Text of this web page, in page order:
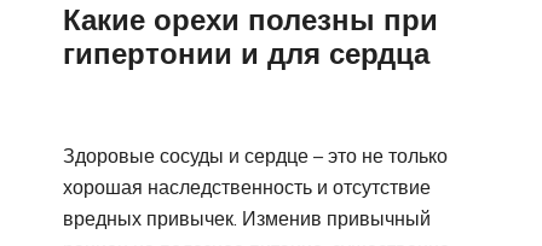
Какие орехи полезны при
гипертонии и для сердца
Здоровые сосуды и сердце – это не только
хорошая наследственность и отсутствие
вредных привычек. Изменив привычный